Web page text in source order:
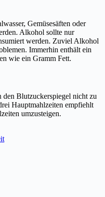
Gemüsesäften oder
Alkohol sollte nur
werden. Zuviel Alkohol
Immerhin enthält ein
wie ein Gramm Fett.
den Blutzuckerspiegel nicht zu
Hauptmahlzeiten empfiehlt
umzusteigen.